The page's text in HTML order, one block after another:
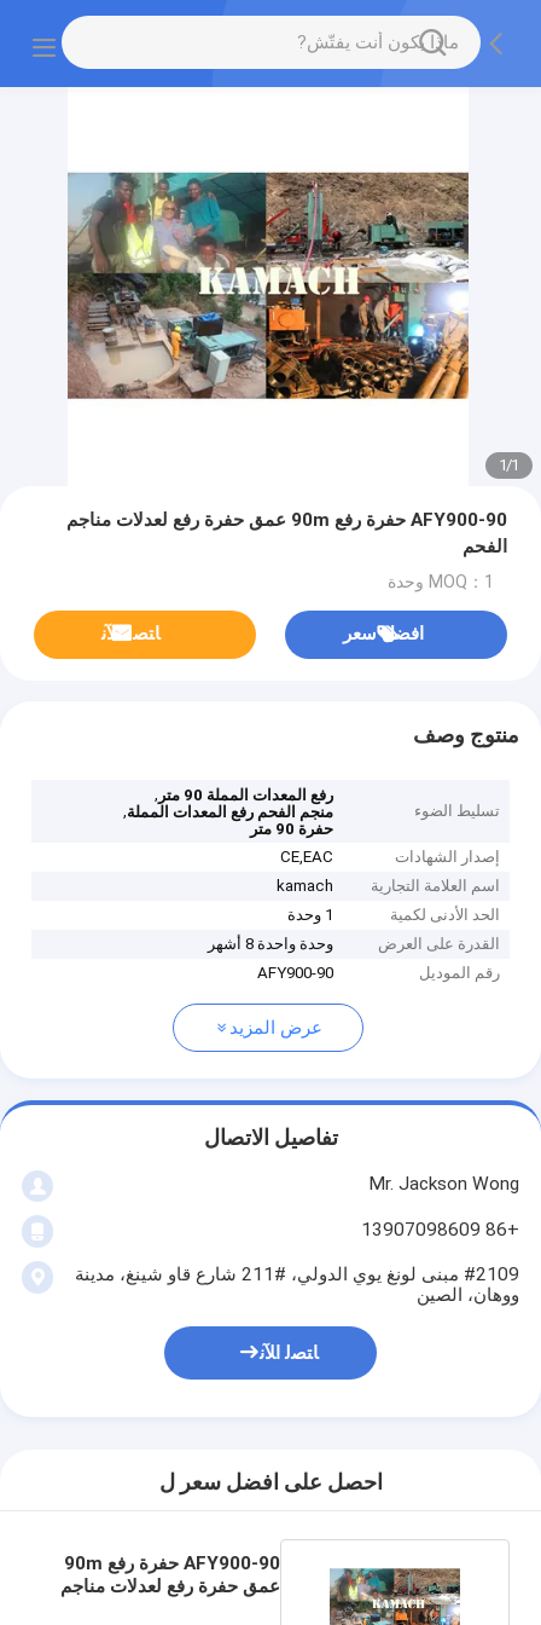
1
/
1
AFY900-90 حفرة رفع 90m عمق حفرة رفع لعدلات مناجم
الفحم
MOQ：1 وحدة
افضل سعر ﺎﺘﺼﻟ ﺍﻶﻧ
منتوج وصف
تسليط الضوء
رفع المعدات المملة 90 متر
,
منجم الفحم رفع المعدات المملة,
حفرة 90 متر
إصدار الشهادات
CE,EAC
اسم العلامة التجارية
kamach
الحد الأدنى لكمية
1 وحدة
القدرة على العرض
وحدة واحدة 8 أشهر
رقم الموديل
AFY900-90
عرض المزيد
تفاصيل الاتصال
Mr. Jackson Wong
+86 13907098609
#2109 مبنى لونغ يوي الدولي، #211 شارع قاو شينغ، مدينة
ووهان، الصين
ﺎﺘﺼﻟ ﺍﻶﻧ
احصل على افضل سعر ل
AFY900-90 حفرة رفع 90m
عمق حفرة رفع لعدلات مناجم